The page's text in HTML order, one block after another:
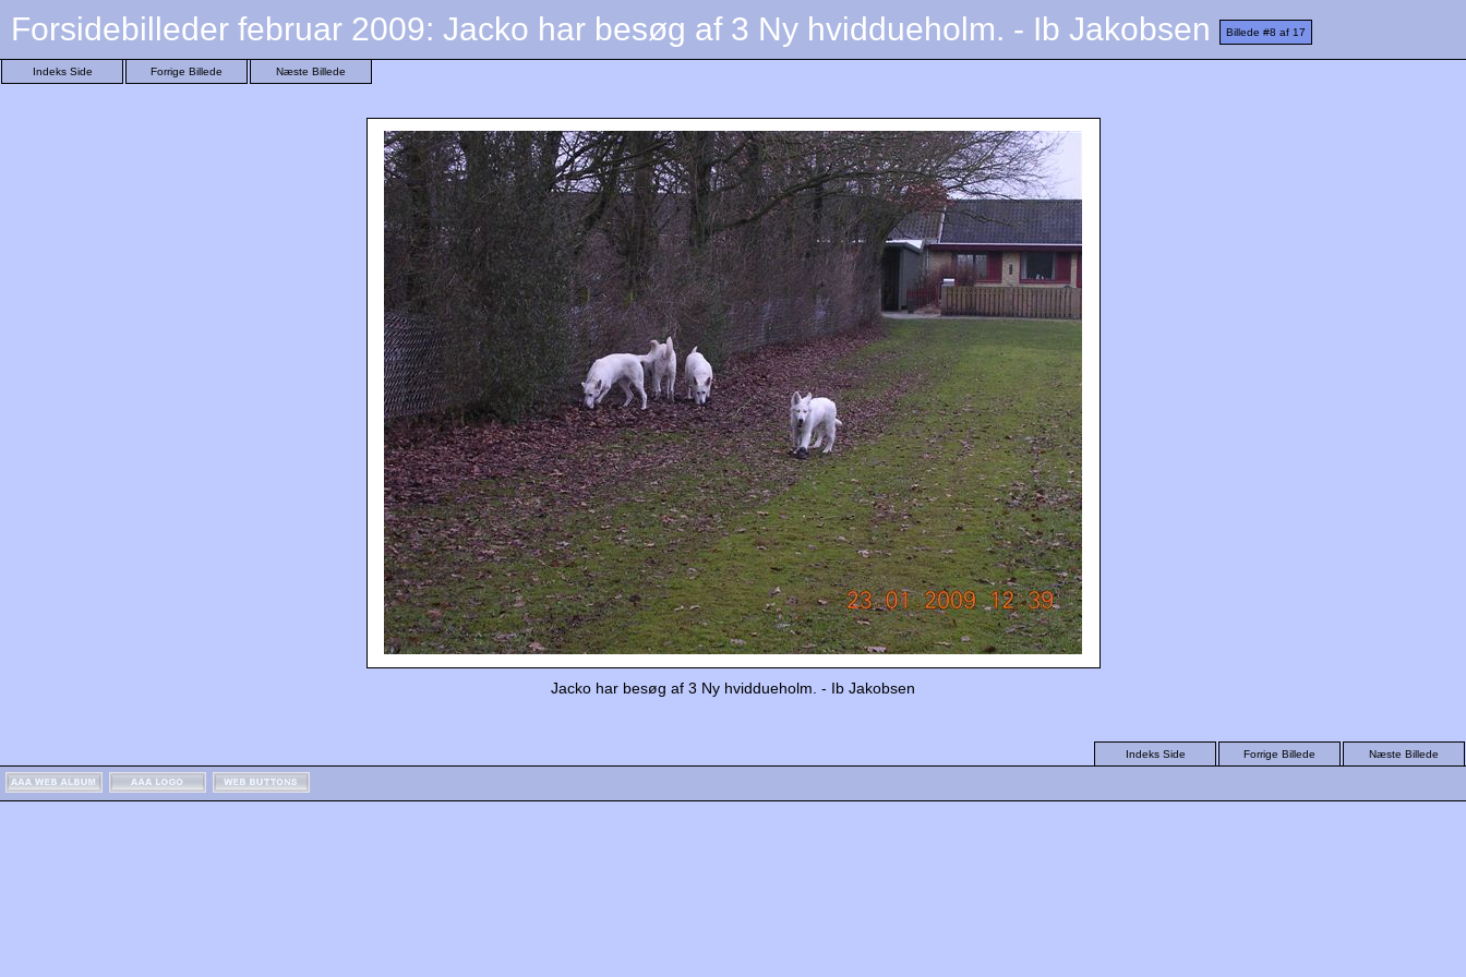
Forsidebilleder februar 2009: Jacko har besøg af 3 Ny hviddueholm. - Ib Jakobsen Billede #8 af 17
Indeks Side Forrige Billede Næste Billede
Jacko har besøg af 3 Ny hviddueholm. - Ib Jakobsen
Næste Billede
Forrige Billede
Indeks Side